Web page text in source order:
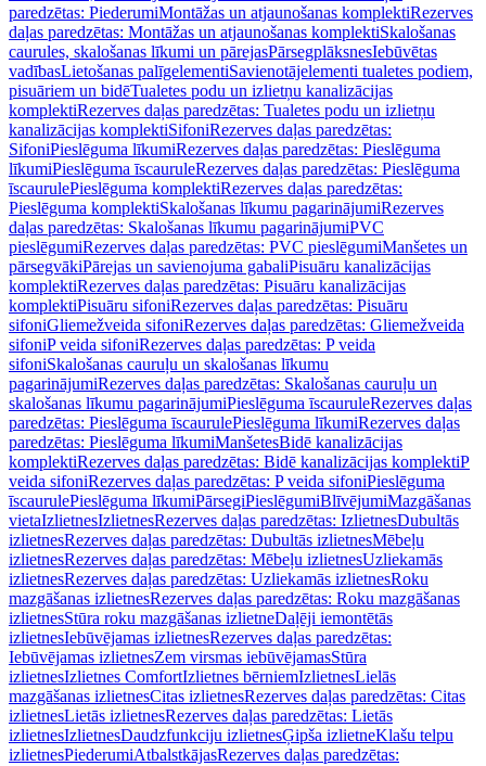
paredzētas: PiederumiMontāžas un atjaunošanas komplektiRezerves
daļas paredzētas: Montāžas un atjaunošanas komplektiSkalošanas
caurules, skalošanas līkumi un pārejasPārsegplāksnesIebūvētas
vadībasLietošanas palīgelementiSavienotājelementi tualetes podiem,
pisuāriem un bidēTualetes podu un izlietņu kanalizācijas
komplektiRezerves daļas paredzētas: Tualetes podu un izlietņu
kanalizācijas komplektiSifoniRezerves daļas paredzētas:
SifoniPieslēguma līkumiRezerves daļas paredzētas: Pieslēguma
līkumiPieslēguma īscauruleRezerves daļas paredzētas: Pieslēguma
īscaurulePieslēguma komplektiRezerves daļas paredzētas:
Pieslēguma komplektiSkalošanas līkumu pagarinājumiRezerves
daļas paredzētas: Skalošanas līkumu pagarinājumiPVC
pieslēgumiRezerves daļas paredzētas: PVC pieslēgumiManšetes un
pārsegvākiPārejas un savienojuma gabaliPisuāru kanalizācijas
komplektiRezerves daļas paredzētas: Pisuāru kanalizācijas
komplektiPisuāru sifoniRezerves daļas paredzētas: Pisuāru
sifoniGliemežveida sifoniRezerves daļas paredzētas: Gliemežveida
sifoniP veida sifoniRezerves daļas paredzētas: P veida
sifoniSkalošanas cauruļu un skalošanas līkumu
pagarinājumiRezerves daļas paredzētas: Skalošanas cauruļu un
skalošanas līkumu pagarinājumiPieslēguma īscauruleRezerves daļas
paredzētas: Pieslēguma īscaurulePieslēguma līkumiRezerves daļas
paredzētas: Pieslēguma līkumiManšetesBidē kanalizācijas
komplektiRezerves daļas paredzētas: Bidē kanalizācijas komplektiP
veida sifoniRezerves daļas paredzētas: P veida sifoniPieslēguma
īscaurulePieslēguma līkumiPārsegiPieslēgumiBlīvējumiMazgāšanas
vietaIzlietnesIzlietnesRezerves daļas paredzētas: IzlietnesDubultās
izlietnesRezerves daļas paredzētas: Dubultās izlietnesMēbeļu
izlietnesRezerves daļas paredzētas: Mēbeļu izlietnesUzliekamās
izlietnesRezerves daļas paredzētas: Uzliekamās izlietnesRoku
mazgāšanas izlietnesRezerves daļas paredzētas: Roku mazgāšanas
izlietnesStūra roku mazgāšanas izlietneDaļēji iemontētās
izlietnesIebūvējamas izlietnesRezerves daļas paredzētas:
Iebūvējamas izlietnesZem virsmas iebūvējamasStūra
izlietnesIzlietnes ComfortIzlietnes bērniemIzlietnesLielās
mazgāšanas izlietnesCitas izlietnesRezerves daļas paredzētas: Citas
izlietnesLietās izlietnesRezerves daļas paredzētas: Lietās
izlietnesIzlietnesDaudzfunkciju izlietnesĢipša izlietneKlašu telpu
izlietnesPiederumiAtbalstkājasRezerves daļas paredzētas: